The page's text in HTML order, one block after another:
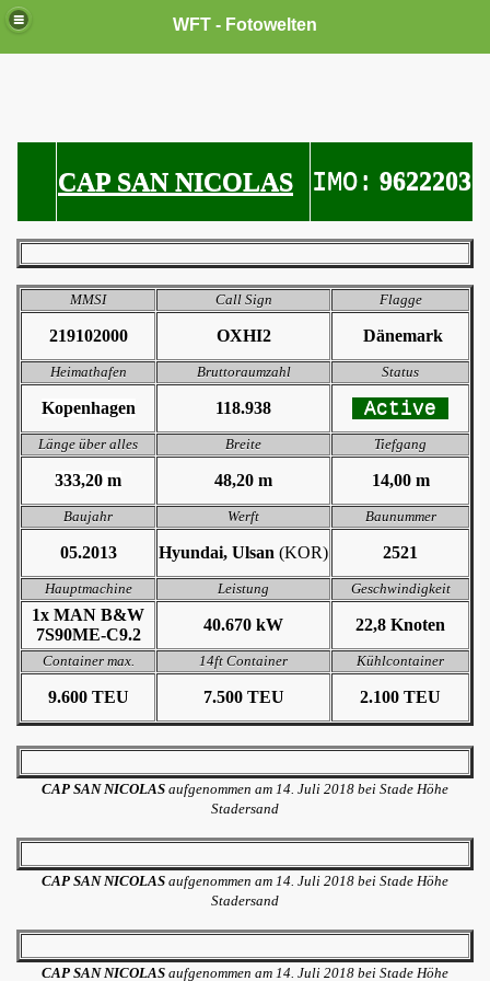
WFT - Fotowelten
CAP SAN NICOLAS IMO: 9622203
MMSI Call Sign Flagge
219102000 OXHI2 Dänemark
Heimathafen Bruttoraumzahl Status
Kopenhagen 118.938 Active
Länge über alles Breite Tiefgang
333,20 m 48,20 m 14,00 m
Baujahr Werft Baunummer
05.2013 Hyundai, Ulsan (KOR) 2521
Hauptmachine Leistung Geschwindigkeit
1x MAN B&W
7S90ME-C9.2
40.670 kW 22,8 Knoten
Container max. 14ft Container Kühlcontainer
9.600 TEU 7.500 TEU 2.100 TEU
CAP SAN NICOLAS aufgenommen am 14. Juli 2018 bei Stade Höhe
Stadersand
CAP SAN NICOLAS aufgenommen am 14. Juli 2018 bei Stade Höhe
Stadersand
CAP SAN NICOLAS aufgenommen am 14. Juli 2018 bei Stade Höhe